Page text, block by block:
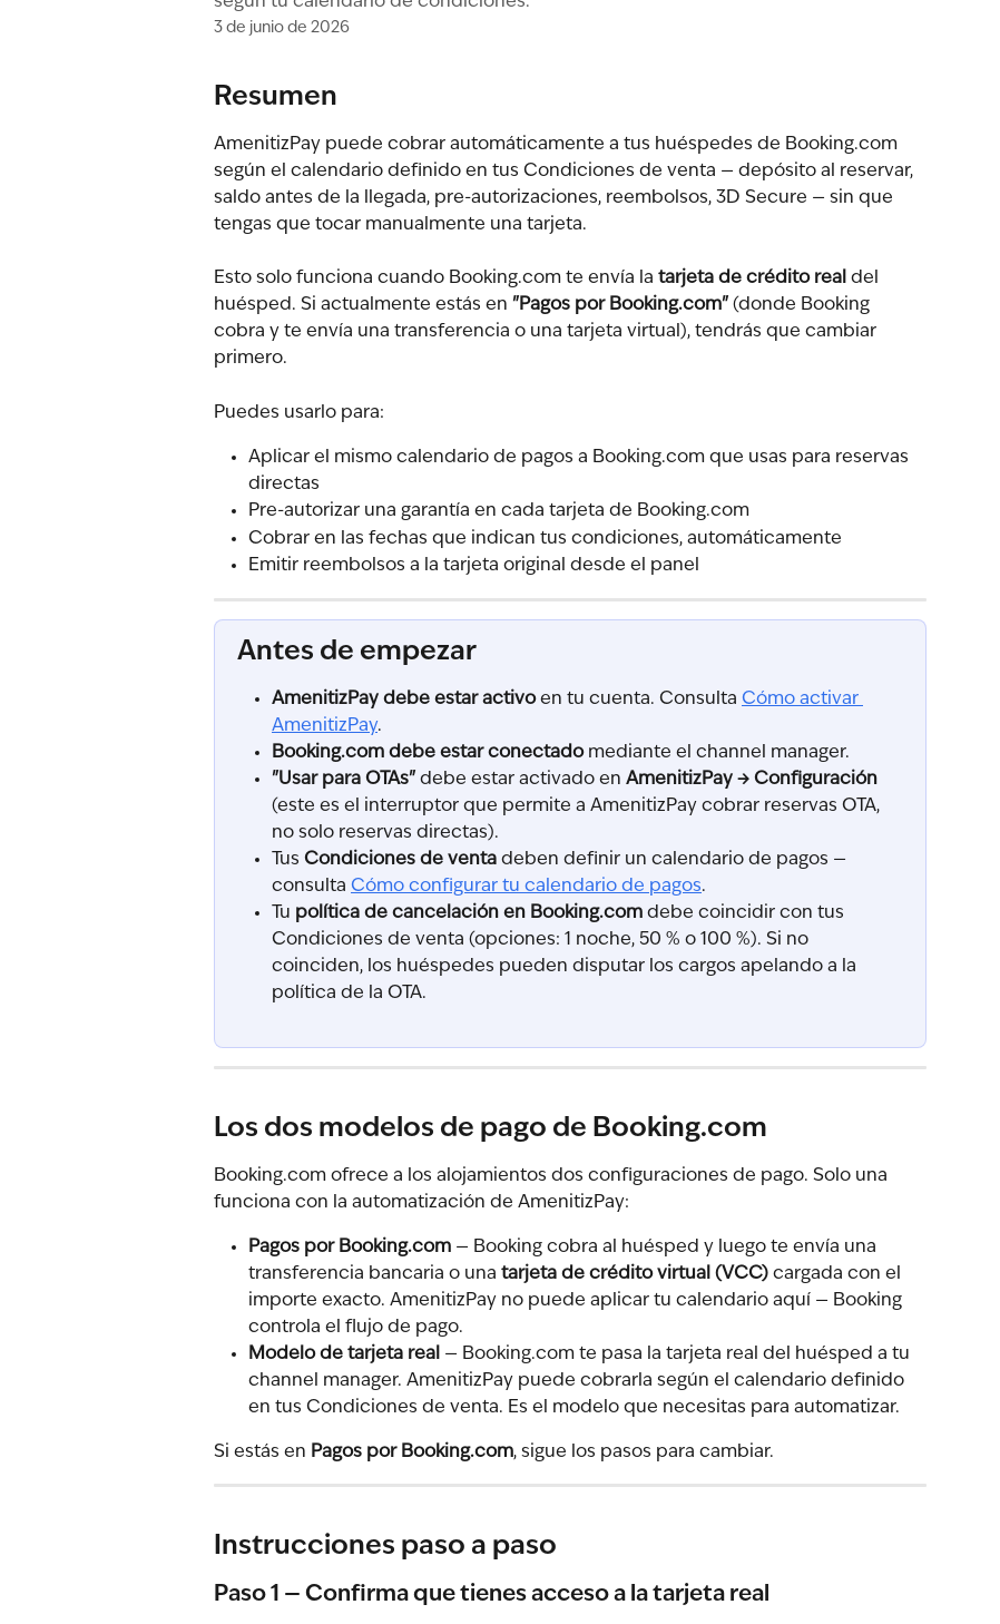
3 de junio de 2026
Resumen
AmenitizPay puede cobrar automáticamente a tus huéspedes de Booking.com
según el calendario definido en tus Condiciones de venta — depósito al reservar,
saldo antes de la llegada, pre-autorizaciones, reembolsos, 3D Secure — sin que
tengas que tocar manualmente una tarjeta.
Esto solo funciona cuando Booking.com te envía la tarjeta de crédito real del
huésped. Si actualmente estás en "Pagos por Booking.com" (donde Booking
cobra y te envía una transferencia o una tarjeta virtual), tendrás que cambiar
primero.
Puedes usarlo para:
Aplicar el mismo calendario de pagos a Booking.com que usas para reservas
directas
Pre-autorizar una garantía en cada tarjeta de Booking.com
Cobrar en las fechas que indican tus condiciones, automáticamente
Emitir reembolsos a la tarjeta original desde el panel
Antes de empezar
AmenitizPay debe estar activo en tu cuenta. Consulta Cómo activar
AmenitizPay.
Booking.com debe estar conectado mediante el channel manager.
"Usar para OTAs" debe estar activado en AmenitizPay → Configuración
(este es el interruptor que permite a AmenitizPay cobrar reservas OTA,
no solo reservas directas).
Tus Condiciones de venta deben definir un calendario de pagos —
consulta Cómo configurar tu calendario de pagos.
Tu política de cancelación en Booking.com debe coincidir con tus
Condiciones de venta (opciones: 1 noche, 50 % o 100 %). Si no
coinciden, los huéspedes pueden disputar los cargos apelando a la
política de la OTA.
Los dos modelos de pago de Booking.com
Booking.com ofrece a los alojamientos dos configuraciones de pago. Solo una
funciona con la automatización de AmenitizPay:
Pagos por Booking.com — Booking cobra al huésped y luego te envía una
transferencia bancaria o una tarjeta de crédito virtual (VCC) cargada con el
importe exacto. AmenitizPay no puede aplicar tu calendario aquí — Booking
controla el flujo de pago.
Modelo de tarjeta real — Booking.com te pasa la tarjeta real del huésped a tu
channel manager. AmenitizPay puede cobrarla según el calendario definido
en tus Condiciones de venta. Es el modelo que necesitas para automatizar.
Si estás en Pagos por Booking.com, sigue los pasos para cambiar.
Instrucciones paso a paso
Paso 1 — Confirma que tienes acceso a la tarjeta real